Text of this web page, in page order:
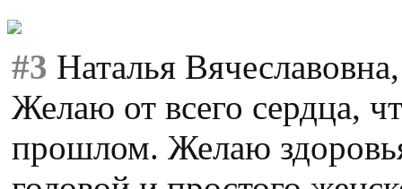
#3 Наталья
Желаю от всего сердца,
прошлом. Желаю